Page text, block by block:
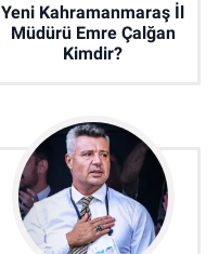
Yeni Kahramanmaraş İl
Müdürü Emre Çalğan
Kimdir?